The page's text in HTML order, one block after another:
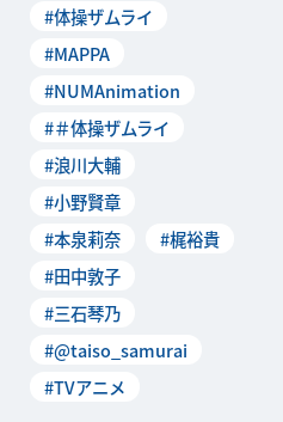
り返って対談をしても
#体操ザムライ
#MAPPA
#NUMAnimation
#＃体操ザムライ
#浪川大輔
#小野賢章
#本泉莉奈
#梶裕貴
#田中敦子
#三石琴乃
#@taiso_samurai
#TVアニメ